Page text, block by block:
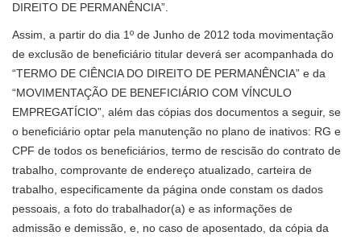
DIREITO DE PERMANÊNCIA”.
Assim, a partir do dia 1º de Junho de 2012 toda movimentação
de exclusão de beneficiário titular deverá ser acompanhada do
“TERMO DE CIÊNCIA DO DIREITO DE PERMANÊNCIA” e da
“MOVIMENTAÇÃO DE BENEFICIÁRIO COM VÍNCULO
EMPREGATÍCIO”, além das cópias dos documentos a seguir, se
o beneficiário optar pela manutenção no plano de inativos: RG e
CPF de todos os beneficiários, termo de rescisão do contrato de
trabalho, comprovante de endereço atualizado, carteira de
trabalho, especificamente da página onde constam os dados
pessoais, a foto do trabalhador(a) e as informações de
admissão e demissão, e, no caso de aposentado, da cópia da